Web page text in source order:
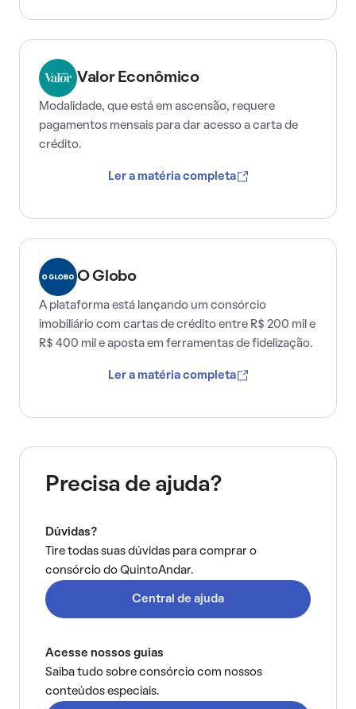
Valor Econômico
Modalidade, que está em ascensão, requere
pagamentos mensais para dar acesso a carta de
crédito.
Ler a matéria completa
O Globo
A plataforma está lançando um consórcio
imobiliário com cartas de crédito entre R$ 200 mil e
R$ 400 mil e aposta em ferramentas de fidelização.
Ler a matéria completa
Precisa de ajuda?
Dúvidas?
Tire todas suas dúvidas para comprar o
consórcio do QuintoAndar.
Central de ajuda
Acesse nossos guias
Saiba tudo sobre consórcio com nossos
conteúdos especiais.